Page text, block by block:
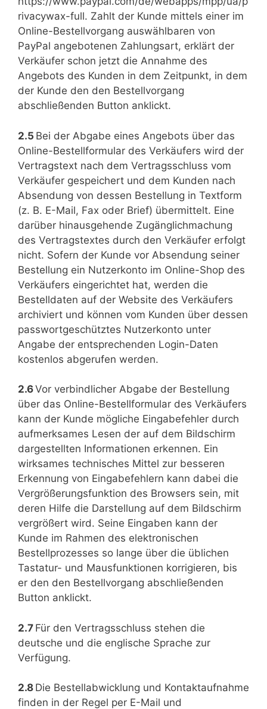
rivacywax-full. Zahlt der Kunde mittels einer im
Online-Bestellvorgang auswählbaren von
PayPal angebotenen Zahlungsart, erklärt der
Verkäufer schon jetzt die Annahme des
Angebots des Kunden in dem Zeitpunkt, in dem
der Kunde den den Bestellvorgang
abschließenden Button anklickt.
2.5 Bei der Abgabe eines Angebots über das
Online-Bestellformular des Verkäufers wird der
Vertragstext nach dem Vertragsschluss vom
Verkäufer gespeichert und dem Kunden nach
Absendung von dessen Bestellung in Textform
(z. B. E-Mail, Fax oder Brief) übermittelt. Eine
darüber hinausgehende Zugänglichmachung
des Vertragstextes durch den Verkäufer erfolgt
nicht. Sofern der Kunde vor Absendung seiner
Bestellung ein Nutzerkonto im Online-Shop des
Verkäufers eingerichtet hat, werden die
Bestelldaten auf der Website des Verkäufers
archiviert und können vom Kunden über dessen
passwortgeschütztes Nutzerkonto unter
Angabe der entsprechenden Login-Daten
kostenlos abgerufen werden.
2.6Vor verbindlicher Abgabe der Bestellung
über das Online-Bestellformular des Verkäufers
kann der Kunde mögliche Eingabefehler durch
aufmerksames Lesen der auf dem Bildschirm
dargestellten Informationen erkennen. Ein
wirksames technisches Mittel zur besseren
Erkennung von Eingabefehlern kann dabei die
Vergrößerungsfunktion des Browsers sein, mit
deren Hilfe die Darstellung auf dem Bildschirm
vergrößert wird. Seine Eingaben kann der
Kunde im Rahmen des elektronischen
Bestellprozesses so lange über die üblichen
Tastatur- und Mausfunktionen korrigieren, bis
er den den Bestellvorgang abschließenden
Button anklickt.
2.7 Für den Vertragsschluss stehen die
deutsche und die englische Sprache zur
Verfügung.
2.8 Die Bestellabwicklung und Kontaktaufnahme
finden in der Regel per E-Mail und